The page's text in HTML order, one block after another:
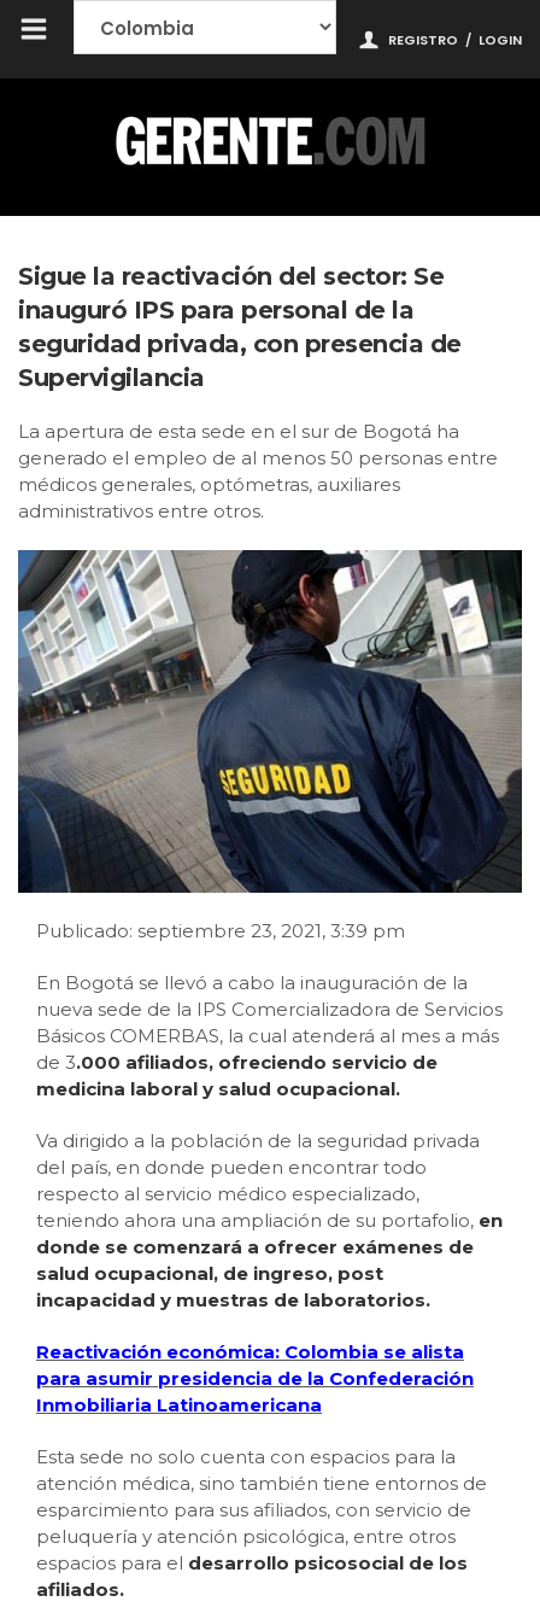
REGISTRO / LOGIN
Sigue la reactivación del sector: Se
inauguró IPS para personal de la
seguridad privada, con presencia de
Supervigilancia
La apertura de esta sede en el sur de Bogotá ha
generado el empleo de al menos 50 personas entre
médicos generales, optómetras, auxiliares
administrativos entre otros.
Publicado: septiembre 23, 2021, 3:39 pm
En Bogotá se llevó a cabo la inauguración de la
nueva sede de la IPS Comercializadora de Servicios
Básicos COMERBAS, la cual atenderá al mes a más
de 3.000 afiliados, ofreciendo servicio de
medicina laboral y salud ocupacional.
Va dirigido a la población de la seguridad privada
del país, en donde pueden encontrar todo
respecto al servicio médico especializado,
teniendo ahora una ampliación de su portafolio, en
donde se comenzará a ofrecer exámenes de
salud ocupacional, de ingreso, post
incapacidad y muestras de laboratorios.
Reactivación económica: Colombia se alista
para asumir presidencia de la Confederación
Inmobiliaria Latinoamericana
Esta sede no solo cuenta con espacios para la
atención médica, sino también tiene entornos de
esparcimiento para sus afiliados, con servicio de
peluquería y atención psicológica, entre otros
espacios para el desarrollo psicosocial de los
afiliados.